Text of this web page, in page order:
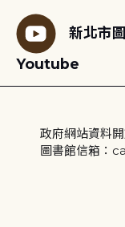
新北市圖
Youtube
政府網站資料
圖書館信箱：